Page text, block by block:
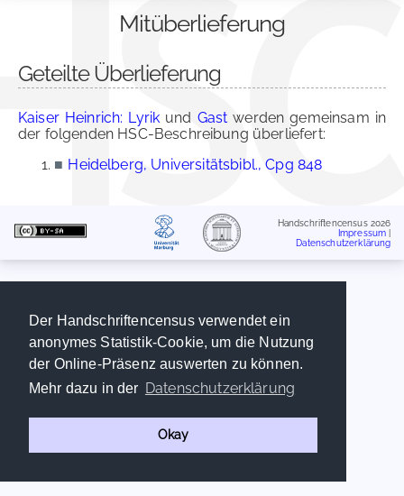
Der Handschriftencensus verwendet ein
anonymes Statistik-Cookie, um die Nutzung
der Online-Präsenz auswerten zu können.
Mehr dazu in der Datenschutzerklärung
Okay
Mitüberlieferung
Geteilte Überlieferung
Kaiser Heinrich: Lyrik und Gast werden gemeinsam in
der folgenden HSC-Beschreibung überliefert:
■ Heidelberg, Universitätsbibl., Cpg 848
Handschriftencensus 2026
Impressum
Datenschutzerklärung